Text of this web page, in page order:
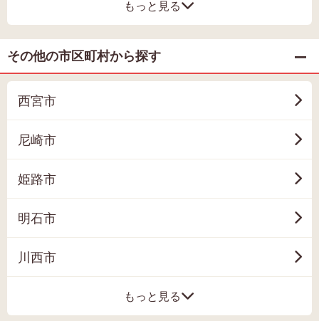
もっと見る
その他の市区町村から探す
西宮市
尼崎市
姫路市
明石市
川西市
もっと見る